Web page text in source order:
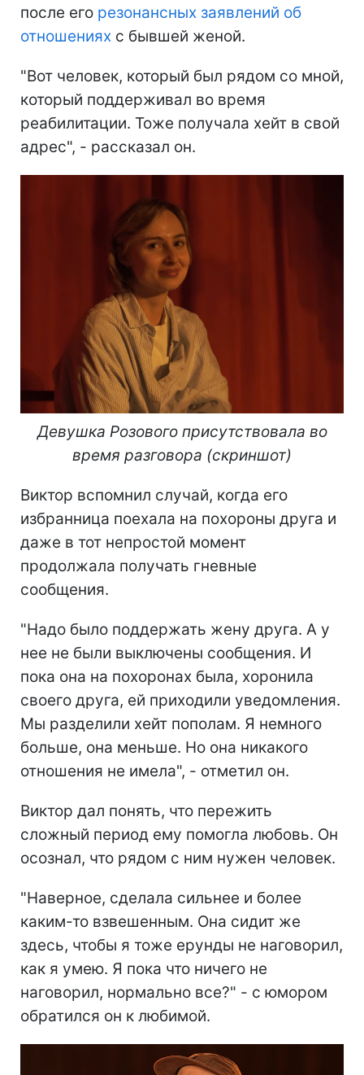
после его резонансных заявлений об
отношениях с бывшей женой.
"Вот человек, который был рядом со мной,
который поддерживал во время
реабилитации. Тоже получала хейт в свой
адрес", - рассказал он.
Девушка Розового присутствовала во
время разговора (скриншот)
Виктор вспомнил случай, когда его
избранница поехала на похороны друга и
даже в тот непростой момент
продолжала получать гневные
сообщения.
"Надо было поддержать жену друга. А у
нее не были выключены сообщения. И
пока она на похоронах была, хоронила
своего друга, ей приходили уведомления.
Мы разделили хейт пополам. Я немного
больше, она меньше. Но она никакого
отношения не имела", - отметил он.
Виктор дал понять, что пережить
сложный период ему помогла любовь. Он
осознал, что рядом с ним нужен человек.
"Наверное, сделала сильнее и более
каким-то взвешенным. Она сидит же
здесь, чтобы я тоже ерунды не наговорил,
как я умею. Я пока что ничего не
наговорил, нормально все?" - с юмором
обратился он к любимой.